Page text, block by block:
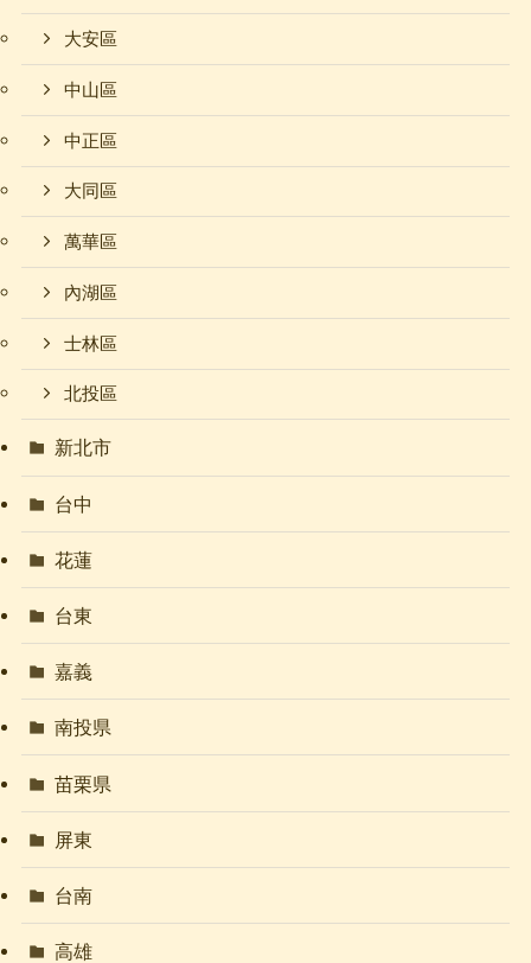
大安區
中山區
中正區
大同區
萬華區
內湖區
士林區
北投區
新北市
台中
花蓮
台東
嘉義
南投県
苗栗県
屏東
台南
高雄